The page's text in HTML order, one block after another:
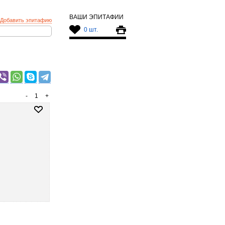
ВАШИ ЭПИТАФИИ
0 шт.
Добавить эпитафию
+
1
-